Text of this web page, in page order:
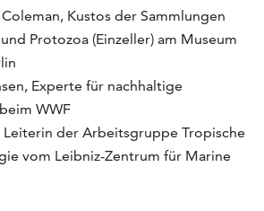
Kustos der Sammlungen
Protozoa (Einzeller) am Museum
Experte für nachhaltige
WWF
Leiterin der Arbeitsgruppe Tropische
vom Leibniz-Zentrum für Marine